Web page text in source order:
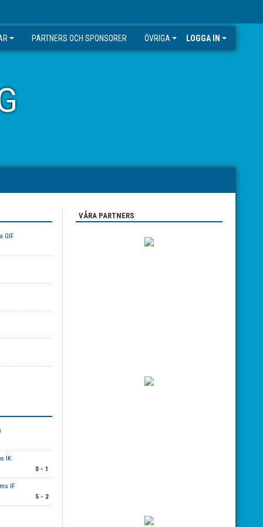
PARTNERS OCH SPONSORER ÖVRIGA LOGGA IN
GIF
IK
0 - 1
IF
5 - 2
VÅRA PARTNERS